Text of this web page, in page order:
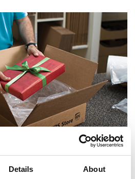
Details About
en emballage